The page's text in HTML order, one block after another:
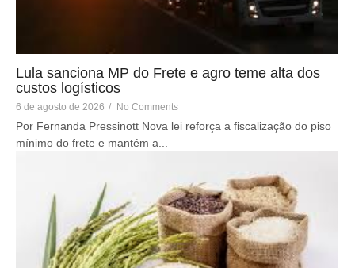
Lula sanciona MP do Frete e agro teme alta dos
custos logísticos
6 de agosto de 2026 / No Comments
Por Fernanda Pressinott Nova lei reforça a fiscalização do piso
mínimo do frete e mantém a...